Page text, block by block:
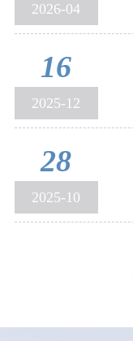
2026-04
16
2025-12
28
2025-10